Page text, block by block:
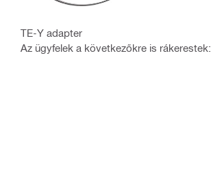
TE-Y adapter
Az ügyfelek a következőkre is rákerestek: